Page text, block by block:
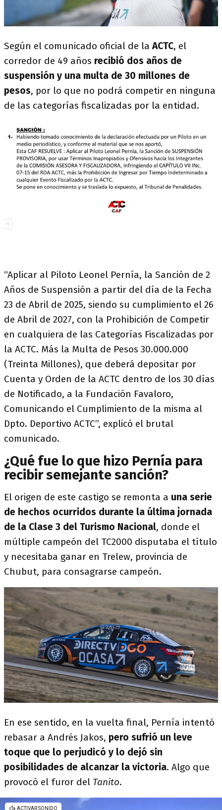
Según el comunicado oficial de laACTC, el
corredor de 49 años recibió dos años de
suspensión y una multa de 30 millones de
pesos, por lo que no podrá competir en ninguna
de las categorías fiscalizadas por la entidad.
“Aplicar al Piloto Leonel Pernía, la Sanción de 2
Años de Suspensión a partir del día de la Fecha
23 de Abril de 2025, siendo su cumplimiento el 26
de Abril de 2027, con la Prohibición de Competir
en cualquiera de las Categorías Fiscalizadas por
la ACTC. Más la Multa de Pesos 30.000.000
(Treinta Millones), que deberá depositar por
Cuenta y Orden de la ACTC dentro de los 30 días
de Notificado, a la Fundación Favaloro,
Comunicando el Cumplimiento de la misma al
Dpto. Deportivo ACTC”, explicó el brutal
comunicado.
¿Qué fue lo que hizo Pernía para
recibir semejante sanción?
El origen de este castigo se remonta a una serie
de hechos ocurridos durante la última jornada
de la Clase 3 del Turismo Nacional, donde el
múltiple campeón del TC2000 disputaba el título
y necesitaba ganar en Trelew, provincia de
Chubut, para consagrarse campeón.
En ese sentido, en la vuelta final, Pernía intentó
rebasar a Andrés Jakos, pero sufrió un leve
toque que lo perjudicó y lo dejó sin
posibilidades de alcanzar la victoria. Algo que
provocó el furor del Tanito.